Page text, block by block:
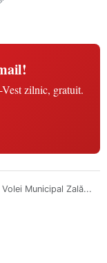
zilnic, gratuit.
Municipal Zală...